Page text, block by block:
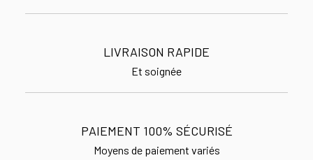
LIVRAISON RAPIDE
Et soignée
PAIEMENT 100% SÉCURISÉ
Moyens de paiement variés